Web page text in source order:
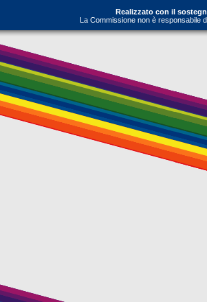
Realizzato con il
La Commissione non è responsabile